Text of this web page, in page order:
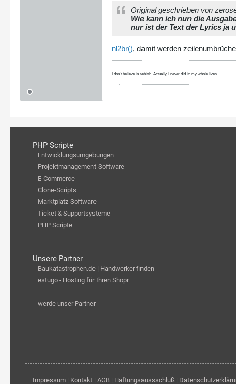
Original geschrieben von
Wie kann ich nun die
nur ist der Text der Lyrics ja
nl2br(), damit werden
I don't believe in rebirth. Actually, I never did in my whole lives.
PHP Scripte
Entwicklungsumgebungen
Projektmanagement-Software
E-Commerce
Clone-Scripts
Marktplatz-Software
Ticket & Supportsysteme
PHP Scripte
Unsere Partner
Baukatastrophen.de | Handwerker finden
estugo - Hosting für Ihren Shopr
werde unser Partner
Impressum| Kontakt| AGB| Haftungsaussschluß |